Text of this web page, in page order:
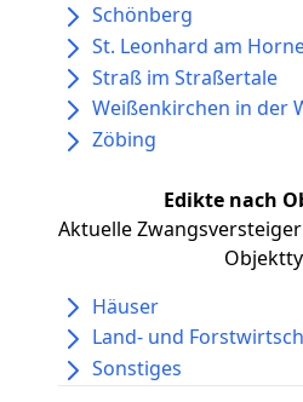
Schönberg
St. Leonhard am
Straß im Straßertale
Weißenkirchen in der
Zöbing
Edikte nach
Aktuelle
Häuser
Land- und
Sonstiges